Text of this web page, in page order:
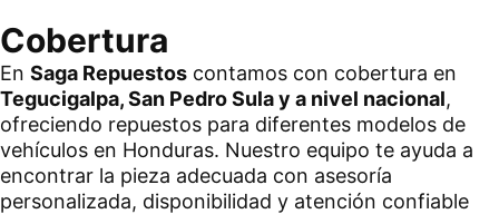
Cobertura
En Saga Repuestos contamos con cobertura en
Tegucigalpa, San Pedro Sula y a nivel nacional,
ofreciendo repuestos para diferentes modelos de
vehículos en Honduras. Nuestro equipo te ayuda a
encontrar la pieza adecuada con asesoría
personalizada, disponibilidad y atención confiable